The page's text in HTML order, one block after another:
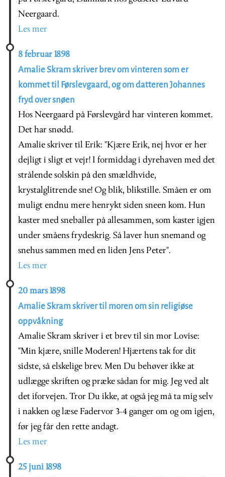
Neergaard.
Les mer
8 februar 1898
Amalie Skram skriver brev om vinteren som er
kommet til Førslevgaard, og om datteren Johannes
fryd over snøen
Hos Neergaard på Førslevgård har vinteren kommet.
Det har snødd.
Amalie skriver til Erik: "Kjære Erik, nej hvor er her
dejligt i sligt et vejr! I formiddag i dyrehaven med det
strålende solskin på den smældhvide,
krystalglitrende sne! Og blik, blikstille. Småen er om
muligt endnu mere henrykt siden sneen kom. Hun
kaster med sneballer på allesammen, som kaster igjen
under småens frydeskrig. Så laver hun snemand og
snehus sammen med en liden Jens Peter".
Les mer
20 mars 1898
Amalie Skram skriver til moren om sin religiøse
oppvåkning
Amalie Skram skriver i et brev til sin mor Lovise:
"Min kjære, snille Moderen! Hjærtens tak for dit
sidste, så elskelige brev. Men Du behøver ikke at
udlægge skriften og præke sådan for mig. Jeg ved alt
det iforvejen. Tror Du ikke, at også jeg må ta mig selv
i nakken og læse Fadervor 3-4 ganger om og om igjen,
før jeg får den rette andagt.
Les mer
25 juni 1898